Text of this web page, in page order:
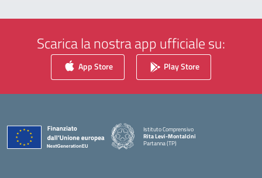
Scarica la nostra app ufficiale su:
App Store Play Store
Istituto Comprensivo
Rita Levi-Montalcini
Partanna (TP)